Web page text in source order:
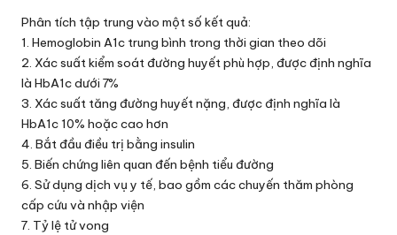
Phân tích tập trung vào một số kết quả:
1. Hemoglobin A1c trung bình trong thời gian theo dõi
2. Xác suất kiểm soát đường huyết phù hợp, được định nghĩa
là HbA1c dưới 7%
3. Xác suất tăng đường huyết nặng, được định nghĩa là
HbA1c 10% hoặc cao hơn
4. Bắt đầu điều trị bằng insulin
5. Biến chứng liên quan đến bệnh tiểu đường
6. Sử dụng dịch vụ y tế, bao gồm các chuyến thăm phòng
cấp cứu và nhập viện
7. Tỷ lệ tử vong